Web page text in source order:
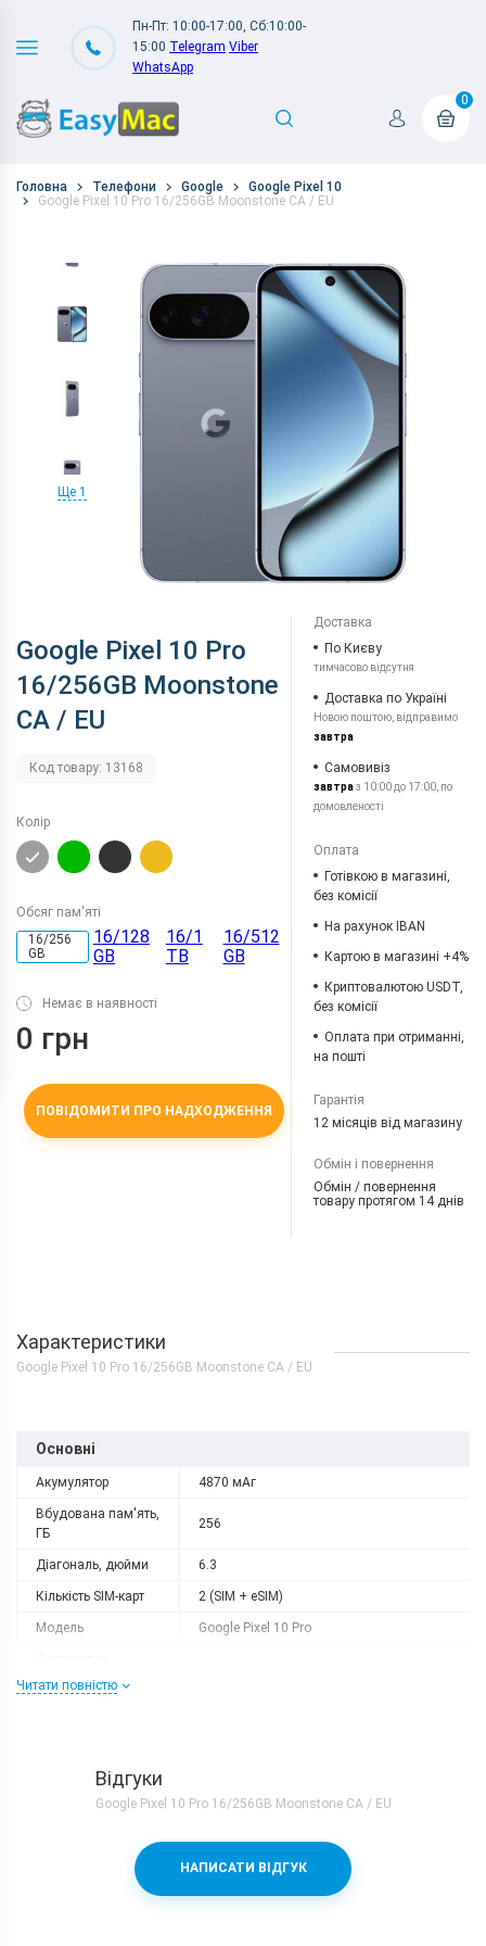
Пн-Пт: 10:00-17:00, Сб:10:00-
15:00 Telegram Viber
WhatsApp
0
Головна Телефони Google
Google Pixel 10
Google Pixel 10 Pro 16/256GB Moonstone CA / EU
Ще 1
Google Pixel 10 Pro
16/256GB Moonstone
CA / EU
Код товару: 13168
Колір
Обсяг пам'яті
16/256
GB
16/128
GB
16/1
TB
16/512
GB
Немає в наявності
0 грн
ПОВІДОМИТИ ПРО НАДХОДЖЕННЯ
Доставка
По Києву
тимчасово відсутня
Доставка по Україні
Новою поштою, відправимо
завтра
Самовивіз
завтраз 10:00 до 17:00, по
домовленості
Оплата
Готівкою в магазині,
без комісії
На рахунок IBAN
Картою в магазині +4%
Криптовалютою USDT,
без комісії
Оплата при отриманні,
на пошті
Гарантія
12 місяців від магазину
Обмін і повернення
Обмін / повернення
товару протягом 14 днів
Характеристики
Google Pixel 10 Pro 16/256GB Moonstone CA / EU
Основні
Акумулятор 4870 мАг
Вбудована пам'ять,
ГБ
256
Діагональ, дюйми 6.3
Кількість SIM-карт 2 (SIM + eSIM)
Модель Google Pixel 10 Pro
пам'ять, ГБ
Тип матриці
Процесор
8
Google Tensor G5 (3 nm) + PowerVR DXT-
Читати повністю
Відгуки
Google Pixel 10 Pro 16/256GB Moonstone CA / EU
НАПИСАТИ ВІДГУК